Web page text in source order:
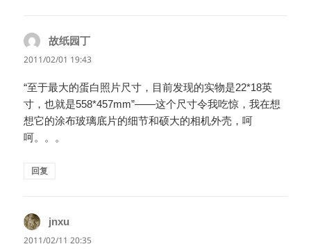
故纸园丁
道：
2011/02/01 19:43
“至于最大的蛋白照片尺寸，目前发现的实物是22*18英
寸，也就是558*457mm”——这个尺寸令我吃惊，我在想
想它的涂布玻璃底片的细节和硕大的相机外壳，呵
呵。。。
回复
jnxu
道：
2011/02/11 20:35